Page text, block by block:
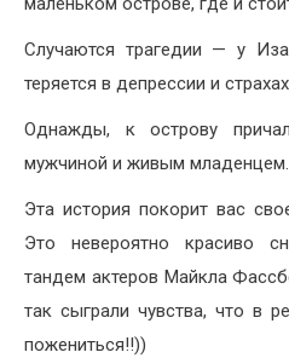
Случаются трагедии — у
теряется в депрессии и
Однажды, к острову
мужчиной и живым
Эта история покорит вас
Это невероятно красиво
тандем актеров Майкла
так сыграли чувства, что в
пожениться!!))